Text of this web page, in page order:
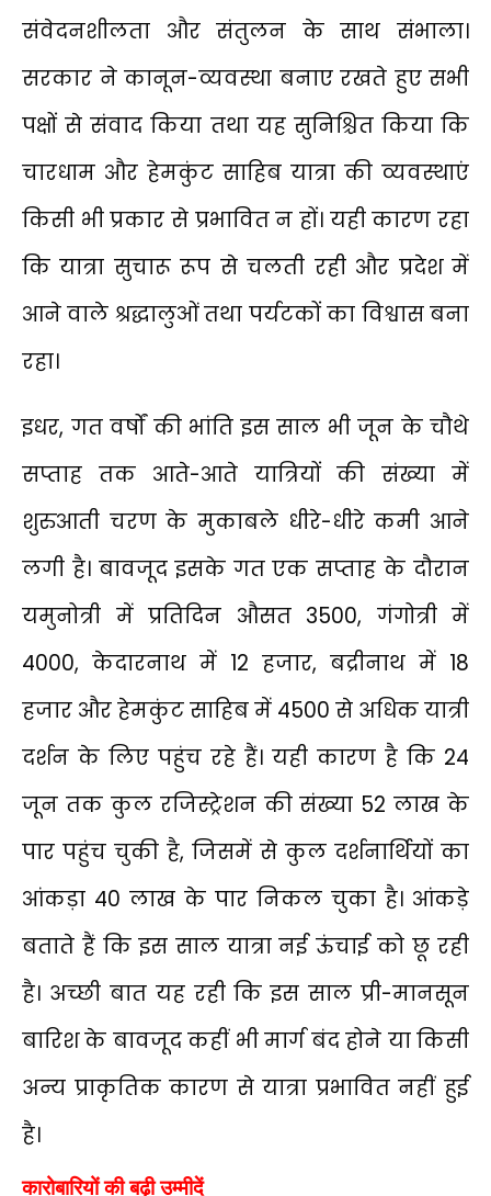
संवेदनशीलता और संतुलन के साथ संभाला।
सरकार ने कानून-व्यवस्था बनाए रखते हुए सभी
पक्षों से संवाद किया तथा यह सुनिश्चित किया कि
चारधाम और हेमकुंट साहिब यात्रा की व्यवस्थाएं
किसी भी प्रकार से प्रभावित न हों। यही कारण रहा
कि यात्रा सुचारू रूप से चलती रही और प्रदेश में
आने वाले श्रद्धालुओं तथा पर्यटकों का विश्वास बना
रहा।
इधर, गत वर्षों की भांति इस साल भी जून के चौथे
सप्ताह तक आते-आते यात्रियों की संख्या में
शुरुआती चरण के मुकाबले धीरे-धीरे कमी आने
लगी है। बावजूद इसके गत एक सप्ताह के दौरान
यमुनोत्री में प्रतिदिन औसत 3500, गंगोत्री में
4000, केदारनाथ में 12 हजार, बद्रीनाथ में 18
हजार और हेमकुंट साहिब में 4500 से अधिक यात्री
दर्शन के लिए पहुंच रहे हैं। यही कारण है कि 24
जून तक कुल रजिस्ट्रेशन की संख्या 52 लाख के
पार पहुंच चुकी है, जिसमें से कुल दर्शनार्थियों का
आंकड़ा 40 लाख के पार निकल चुका है। आंकड़े
बताते हैं कि इस साल यात्रा नई ऊंचाई को छू रही
है। अच्छी बात यह रही कि इस साल प्री-मानसून
बारिश के बावजूद कहीं भी मार्ग बंद होने या किसी
अन्य प्राकृतिक कारण से यात्रा प्रभावित नहीं हुई
है।
कारोबारियों की बढ़ी उम्मीदें